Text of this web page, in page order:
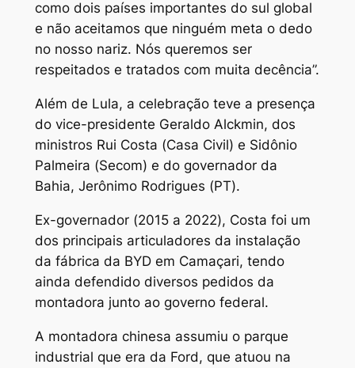
como dois países importantes do sul global
e não aceitamos que ninguém meta o dedo
no nosso nariz. Nós queremos ser
respeitados e tratados com muita decência”.
Além de Lula, a celebração teve a presença
do vice-presidente Geraldo Alckmin, dos
ministros Rui Costa (Casa Civil) e Sidônio
Palmeira (Secom) e do governador da
Bahia, Jerônimo Rodrigues (PT).
Ex-governador (2015 a 2022), Costa foi um
dos principais articuladores da instalação
da fábrica da BYD em Camaçari, tendo
ainda defendido diversos pedidos da
montadora junto ao governo federal.
A montadora chinesa assumiu o parque
industrial que era da Ford, que atuou na